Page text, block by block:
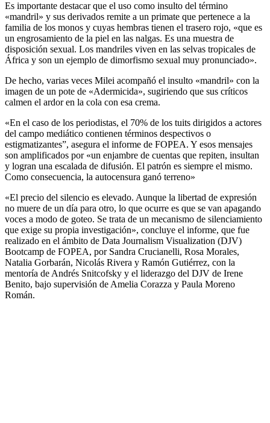
Es importante destacar que el uso como insulto del término
«mandril» y sus derivados remite a un primate que pertenece a la
familia de los monos y cuyas hembras tienen el trasero rojo, «que es
un engrosamiento de la piel en las nalgas. Es una muestra de
disposición sexual. Los mandriles viven en las selvas tropicales de
África y son un ejemplo de dimorfismo sexual muy pronunciado».
De hecho, varias veces Milei acompañó el insulto «mandril» con la
imagen de un pote de «Adermicida», sugiriendo que sus críticos
calmen el ardor en la cola con esa crema.
«En el caso de los periodistas, el 70% de los tuits dirigidos a actores
del campo mediático contienen términos despectivos o
estigmatizantes”, asegura el informe de FOPEA. Y esos mensajes
son amplificados por «un enjambre de cuentas que repiten, insultan
y logran una escalada de difusión. El patrón es siempre el mismo.
Como consecuencia, la autocensura ganó terreno»
«El precio del silencio es elevado. Aunque la libertad de expresión
no muere de un día para otro, lo que ocurre es que se van apagando
voces a modo de goteo. Se trata de un mecanismo de silenciamiento
que exige su propia investigación», concluye el informe, que fue
realizado en el ámbito de Data Journalism Visualization (DJV)
Bootcamp de FOPEA, por Sandra Crucianelli, Rosa Morales,
Natalia Gorbarán, Nicolás Rivera y Ramón Gutiérrez, con la
mentoría de Andrés Snitcofsky y el liderazgo del DJV de Irene
Benito, bajo supervisión de Amelia Corazza y Paula Moreno
Román.